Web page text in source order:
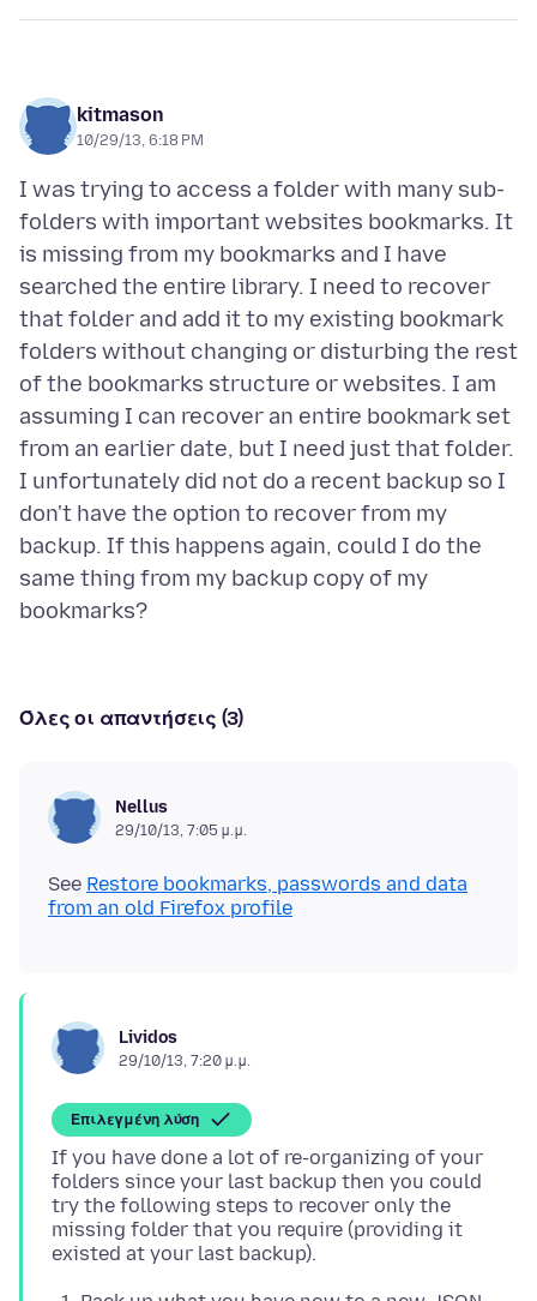
kitmason
10/29/13, 6:18 PM
I was trying to access a folder with many sub-
folders with important websites bookmarks. It
is missing from my bookmarks and I have
searched the entire library. I need to recover
that folder and add it to my existing bookmark
folders without changing or disturbing the rest
of the bookmarks structure or websites. I am
assuming I can recover an entire bookmark set
from an earlier date, but I need just that folder.
I unfortunately did not do a recent backup so I
don't have the option to recover from my
backup. If this happens again, could I do the
same thing from my backup copy of my
Όλες οι απαντήσεις (3)
Nellus
29/10/13, 7:05 μ.μ.
See Restore bookmarks, passwords and data
from an old Firefox profile
Lividos
29/10/13, 7:20 μ.μ.
Επιλεγμένη λύση
If you have done a lot of re-organizing of your
folders since your last backup then you could
try the following steps to recover only the
missing folder that you require (providing it